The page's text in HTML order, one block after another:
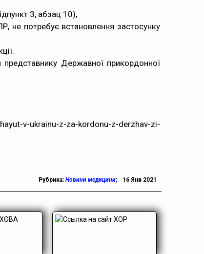
3, абзац 10),
не потребує встановлення застосунку
Державної прикордонної
v-ukrainu-z-za-kordonu-z-derzhav-zi-
Рубрика: Новини медицини; 16 Янв 2021